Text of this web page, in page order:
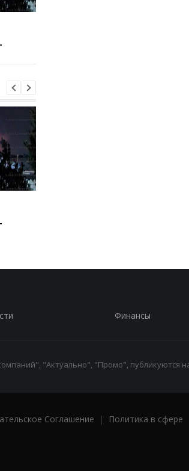
Финансы
"Актуально", "Промо", публикуются
Соглашение |
Политика в сфере